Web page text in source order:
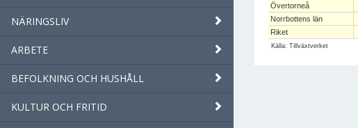
NÄRINGSLIV
ARBETE
BEFOLKNING OCH HUSHÅLL
KULTUR OCH FRITID
Övertorneå
Norrbottens län
Riket
Källa: Tillväxtverket